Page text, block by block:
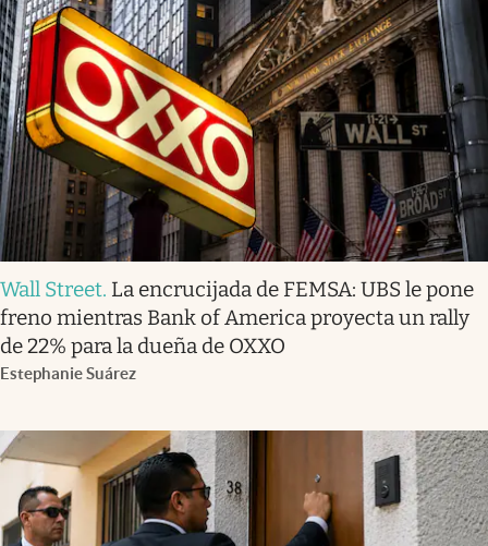
Wall Street. La encrucijada de FEMSA: UBS le pone
freno mientras Bank of America proyecta un rally
de 22% para la dueña de OXXO
Estephanie Suárez